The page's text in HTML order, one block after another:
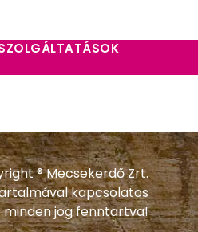
® Mecsekerdő Zrt.
kapcsolatos
minden jog fenntartva!